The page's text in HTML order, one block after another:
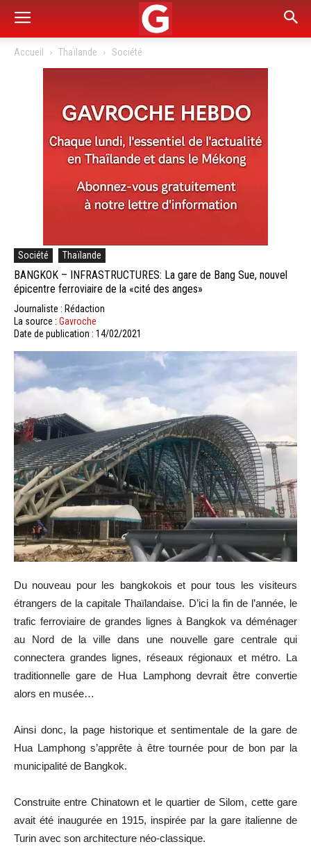
Accueil Thaïlande Société
Société Thaïlande
BANGKOK – INFRASTRUCTURES: La gare de Bang Sue, nouvel
épicentre ferroviaire de la «cité des anges»
Journaliste : Rédaction
La source : Gavroche
Date de publication : 14/02/2021
Du nouveau pour les bangkokois et pour tous les visiteurs
étrangers de la capitale Thaïlandaise. D’ici la fin de l’année, le
trafic ferroviaire de grandes lignes à Bangkok va déménager
au Nord de la ville dans une nouvelle gare centrale qui
connectera grandes lignes, réseaux régionaux et métro. La
traditionnelle gare de Hua Lamphong devrait être convertie
alors en musée…
Ainsi donc, la page historique et sentimentale de la gare de
Hua Lamphong s’apprête à être tournée pour de bon par la
municipalité de Bangkok.
Construite entre Chinatown et le quartier de Silom, cette gare
avait été inaugurée en 1915, inspirée par la gare italienne de
Turin avec son architecture néo-classique.